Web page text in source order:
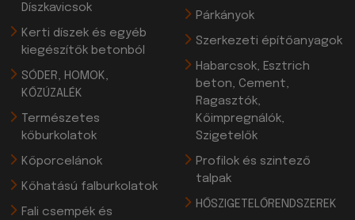
Díszkavicsok
Kerti díszek és egyéb
kiegészítők betonból
SÓDER, HOMOK,
KŐZÚZALÉK
Természetes
kőburkolatok
Kőporcelánok
Kőhatású falburkolatok
Fali csempék és
Párkányok
Szerkezeti építőanyagok
Habarcsok, Esztrich
beton, Cement,
Ragasztók,
Kőimpregnálók,
Szigetelők
Profilok és szintező
talpak
HŐSZIGETELŐRENDSZEREK